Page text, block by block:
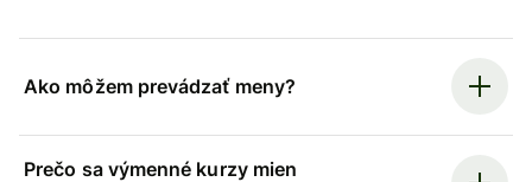
Ako môžem prevádzať meny?
Prečo sa výmenné kurzy mien